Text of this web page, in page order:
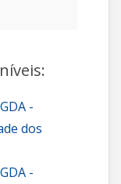
-
dos
-